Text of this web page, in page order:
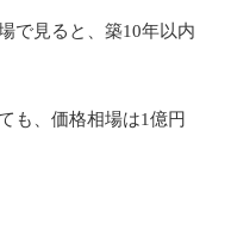
で見ると、築10年以内
も、価格相場は1億円